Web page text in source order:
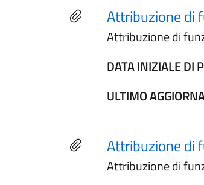
Attribuzione di
Attribuzione di
DATA INIZIALE DI
ULTIMO
Attribuzione di
Attribuzione di